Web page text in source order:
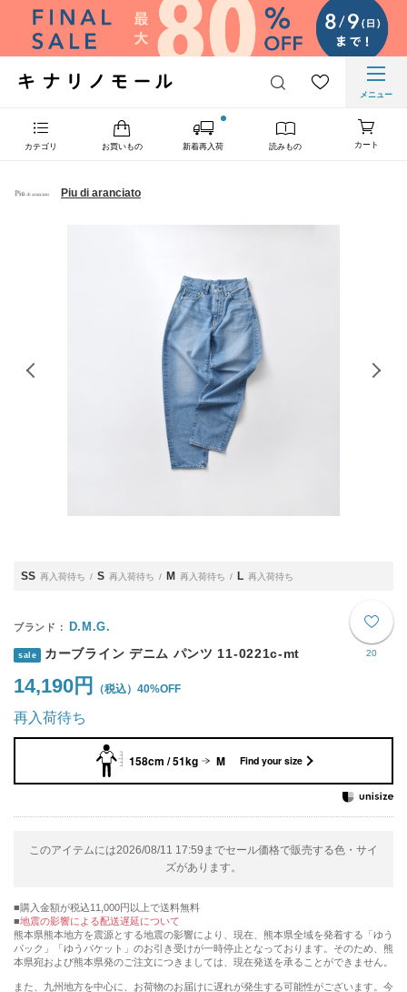
メニュー
カテゴリ お買いもの 新着再入荷 読みもの カート
Piu di aranciato
SS 再入荷待ち S 再入荷待ち M 再入荷待ち L 再入荷待ち
20
D.M.G.
sale カーブライン デニム パンツ 11-0221c-mt
14,190円 40%OFF
再入荷待ち
158cm / 51kg M Find your size
このアイテムには2026/08/11 17:59までセール価格で販売する色・サイ
ズがあります。
購入金額が税込11,000円以上で送料無料
地震の影響による配送遅延について
熊本県熊本地方を震源とする地震の影響により、現在、熊本県全域を発着する「ゆう
パック」「ゆうパケット」のお引き受けが一時停止となっております。そのため、熊
本県宛および熊本県発のご注文につきましては、現在発送を承ることができません。
また、九州地方を中心に、お荷物のお届けに遅れが発生する可能性がございます。今